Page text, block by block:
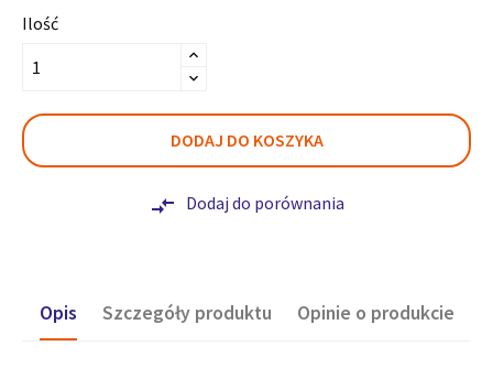
Ilość
DODAJ DO KOSZYKA
compare_arrows Dodaj do porównania
Opis Szczegóły produktu Opinie o produkcie